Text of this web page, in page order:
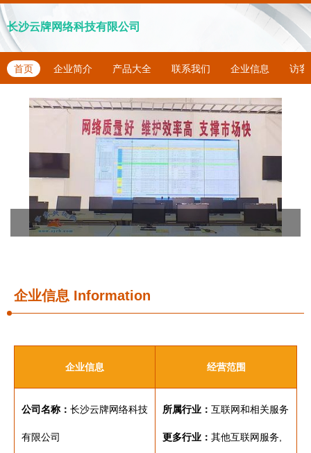
长沙云牌网络科技有限公司
首页 企业简介 产品大全 联系我们 企业信息 访客
企业信息 Information
企业信息 经营范围
公司名称： 长沙云牌网络科技
有限公司
所属行业： 互联网和相关服务
更多行业： 其他互联网服务,